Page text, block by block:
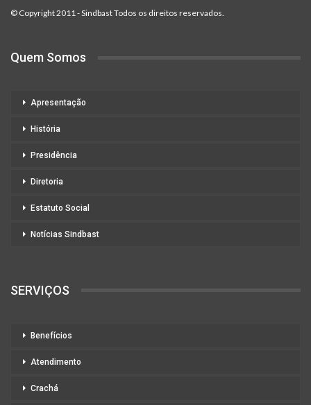
© Copyright 2011 - Sindbast Todos os direitos reservados.
Quem Somos
Apresentação
História
Presidência
Diretoria
Estatuto Social
Notícias Sindbast
SERVIÇOS
Benefícios
Atendimento
Crachá